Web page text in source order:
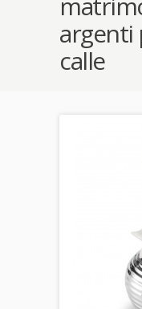
argenti
calle